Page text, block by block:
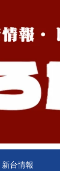
新台情報